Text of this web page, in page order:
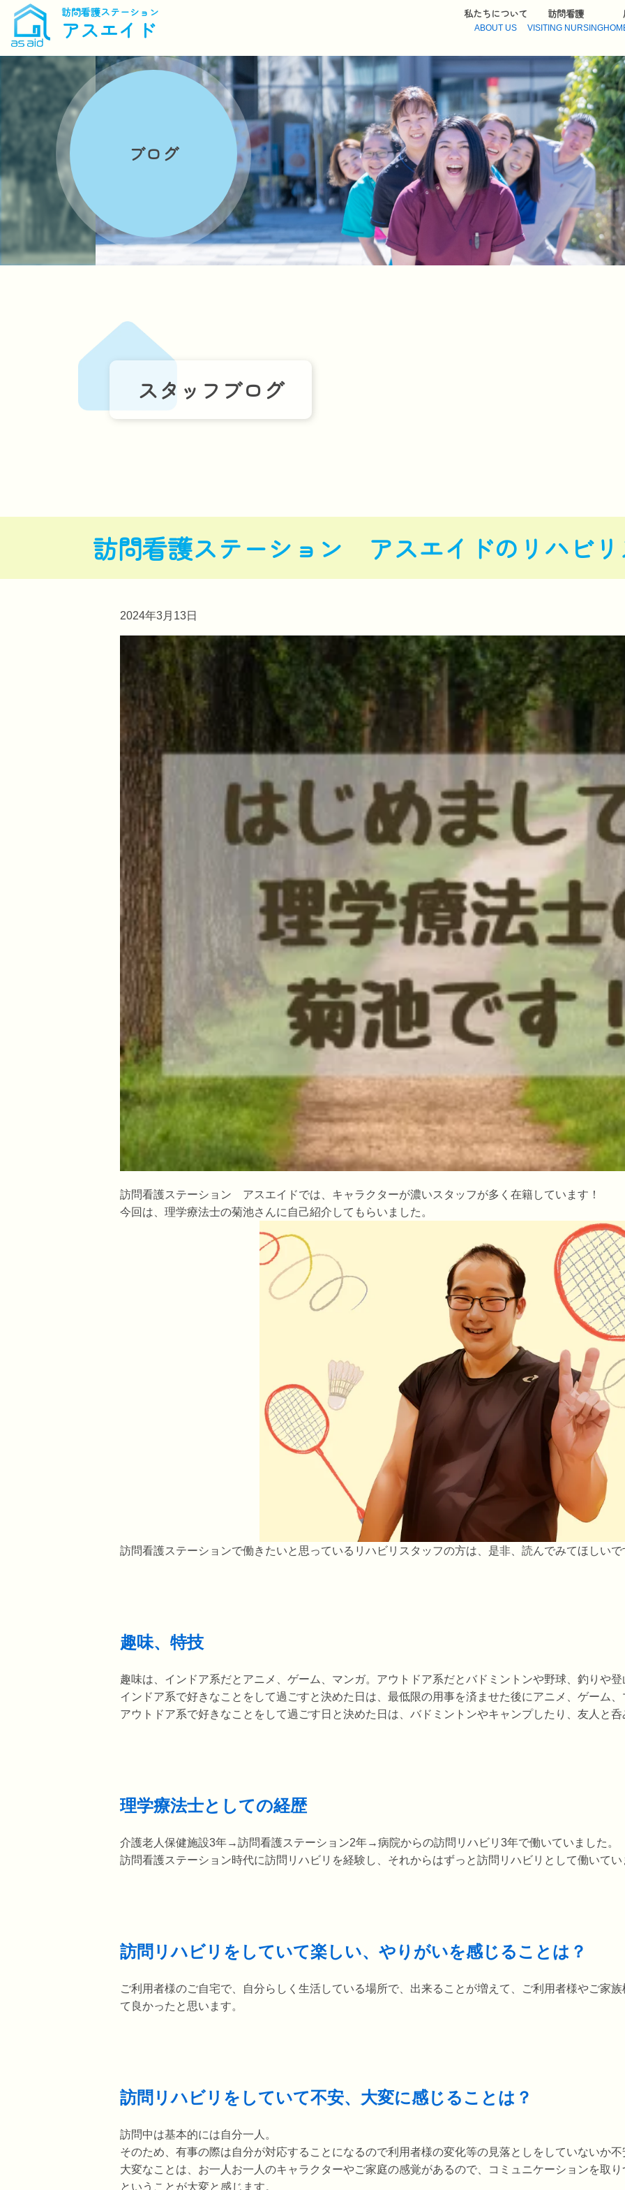
訪問看護ステーション
アスエイド
私たちについて
ABOUT US
訪問看護
VISITING NURSING
ブログ
スタッフブログ
訪問看護ステーション アスエイドのリハビ
2024年3月13日
訪問看護ステーション アスエイドでは、キャラクターが濃いスタッフが多く在籍しています！
今回は、理学療法士の菊池さんに自己紹介してもらいました。
訪問看護ステーションで働きたいと思っているリハビリスタッフの方は、是非、読んでみてほしいで
趣味、特技
趣味は、インドア系だとアニメ、ゲーム、マンガ。アウトドア系だとバドミントンや野球、釣りや
インドア系で好きなことをして過ごすと決めた日は、最低限の用事を済ませた後にアニメ、ゲーム
アウトドア系で好きなことをして過ごす日と決めた日は、バドミントンやキャンプしたり、友人と
理学療法士としての経歴
介護老人保健施設3年→訪問看護ステーション2年→病院からの訪問リハビリ3年で働いていました。
訪問看護ステーション時代に訪問リハビリを経験し、それからはずっと訪問リハビリとして働いてい
訪問リハビリをしていて楽しい、やりがいを感じることは？
ご利用者様のご自宅で、自分らしく生活している場所で、出来ることが増えて、ご利用者様やご家
て良かったと思います。
訪問リハビリをしていて不安、大変に感じることは？
訪問中は基本的には自分一人。
そのため、有事の際は自分が対応することになるので利用者様の変化等の見落としをしていないか
大変なことは、お一人お一人のキャラクターやご家庭の感覚があるので、コミュニケーションを取
ということが大変と感じます。